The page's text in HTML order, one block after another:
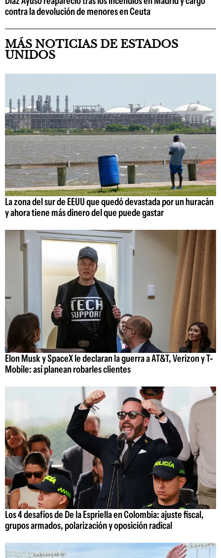
contra la devolución de menores en Ceuta
MÁS NOTICIAS DE ESTADOS
UNIDOS
La zona del sur de EEUU que quedó devastada por un huracán
y ahora tiene más dinero del que puede gastar
Elon Musk y SpaceX le declaran la guerra a AT&T, Verizon y T-
Mobile: así planean robarles clientes
Los 4 desafíos de De la Espriella en Colombia: ajuste fiscal,
grupos armados, polarización y oposición radical